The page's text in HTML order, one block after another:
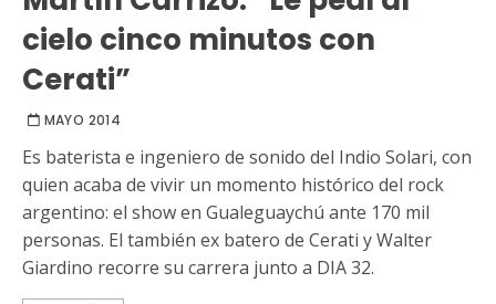
cielo cinco minutos con
Cerati”
MAYO 2014
Es baterista e ingeniero de sonido del Indio Solari, con
quien acaba de vivir un momento histórico del rock
argentino: el show en Gualeguaychú ante 170 mil
personas. El también ex batero de Cerati y Walter
Giardino recorre su carrera junto a DIA 32.